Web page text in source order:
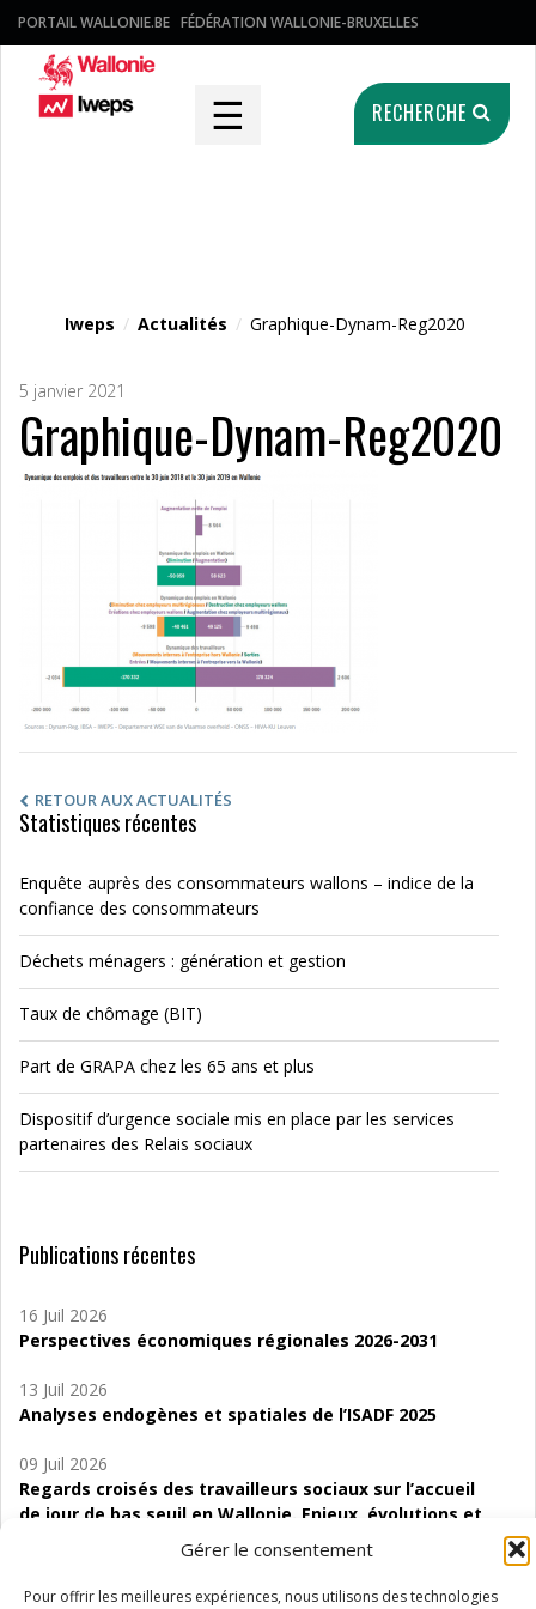
Gérer le consentement
Pour offrir les meilleures expériences, nous utilisons des technologies
PORTAIL WALLONIE.BE FÉDÉRATION WALLONIE-BRUXELLES
☰ RECHERCHE
Iweps / Actualités / Graphique-Dynam-Reg2020
5 janvier 2021
Graphique-Dynam-Reg2020
RETOUR AUX ACTUALITÉS
Statistiques récentes
Enquête auprès des consommateurs wallons – indice de la
confiance des consommateurs
Déchets ménagers : génération et gestion
Taux de chômage (BIT)
Part de GRAPA chez les 65 ans et plus
Dispositif d’urgence sociale mis en place par les services
partenaires des Relais sociaux
Publications récentes
16 Juil 2026
Perspectives économiques régionales 2026-2031
13 Juil 2026
Analyses endogènes et spatiales de l’ISADF 2025
09 Juil 2026
Regards croisés des travailleurs sociaux sur l’accueil
de jour de bas seuil en Wallonie. Enjeux, évolutions et
06 Juil 2026